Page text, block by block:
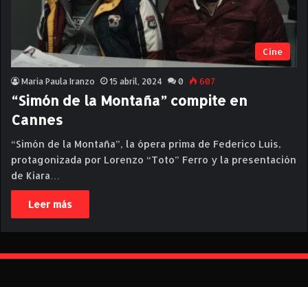
Cine
Maria Paula Iranzo 15 abril, 2024 0 607
“Simón de la Montaña” compite en
Cannes
“Simón de la Montaña”, la ópera prima de Federico Luis,
protagonizada por Lorenzo “Toto” Ferro y la presentación
de Kiara…
Leer más